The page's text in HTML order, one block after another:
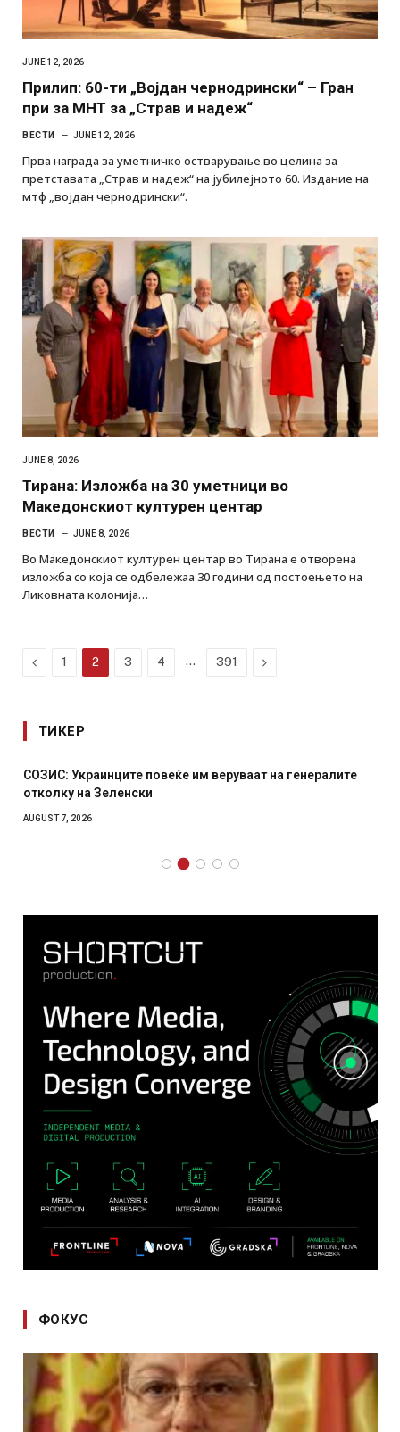
JUNE 12, 2026
Прилип: 60-ти „Војдан чернодрински“ – Гран
при за МНТ за „Страв и надеж“
ВЕСТИ JUNE 12, 2026
Прва награда за уметничко остварување во целина за
претставата „Страв и надеж“ на јубилејното 60. Издание на
мтф „војдан чернодрински“.
JUNE 8, 2026
Тирана: Изложба на 30 уметници во
Македонскиот културен центар
ВЕСТИ JUNE 8, 2026
Во Македонскиот културен центар во Тирана е отворена
изложба со која се одбележаа 30 години од постоењето на
Ликовната колонија…
Previous
1 2 3 4 … 391 Next
ТИКЕР
СОЗИС: Украинците повеќе им веруваат на генералите
отколку на Зеленски
AUGUST 7, 2026
ФОКУС